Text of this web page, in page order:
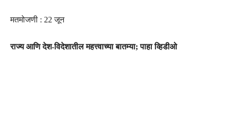
मतमोजणी : 22 जून
राज्य आणि देश-विदेशातील महत्त्वाच्या बातम्या; पाहा व्हिडीओ